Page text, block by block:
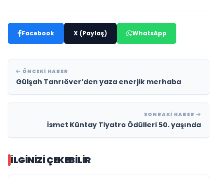
Facebook X (Paylaş) WhatsApp
ÖNCEKI HABER
Gülşah Tanrıöver’den yaza enerjik merhaba
SONRAKI HABER
İsmet Küntay Tiyatro Ödülleri 50. yaşında
İLGINIZI ÇEKEBILIR